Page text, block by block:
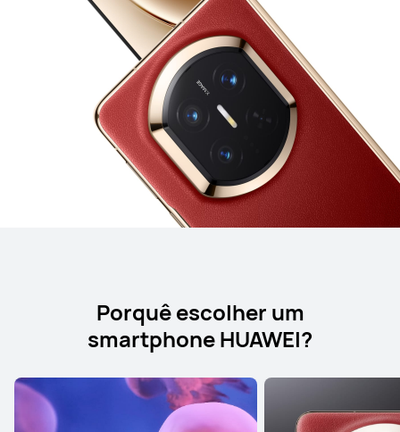
Porquê escolher um
smartphone HUAWEI?